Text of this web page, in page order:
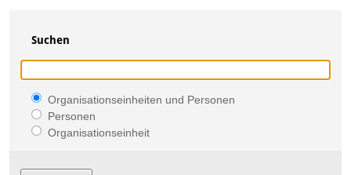
Suchen
Organisationseinheiten und Personen
Personen
Organisationseinheit